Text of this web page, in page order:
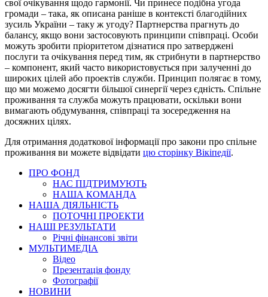
свої очікування щодо гармонії. Чи принесе подібна угода
громади – така, як описана раніше в контексті благодійних
зусиль України – таку ж угоду? Партнерства прагнуть до
балансу, якщо вони застосовують принципи співпраці. Особи
можуть зробити пріоритетом дізнатися про затверджені
послуги та очікування перед тим, як стрибнути в партнерство
– компонент, який часто використовується при залученні до
широких цілей або проектів служби. Принцип полягає в тому,
що ми можемо досягти більшої синергії через єдність. Спільне
проживання та служба можуть працювати, оскільки вони
вимагають обдумування, співпраці та зосередження на
досяжних цілях.
Для отримання додаткової інформації про закони про спільне
проживання ви можете відвідати цю сторінку Вікіпедії.
ПРО ФОНД
НАС ПІДТРИМУЮТЬ
НАША КОМАНДА
НАША ДІЯЛЬНІСТЬ
ПОТОЧНІ ПРОЕКТИ
НАШІ РЕЗУЛЬТАТИ
Річні фінансові звіти
МУЛЬТИМЕДІА
Відео
Презентація фонду
Фотографії
НОВИНИ